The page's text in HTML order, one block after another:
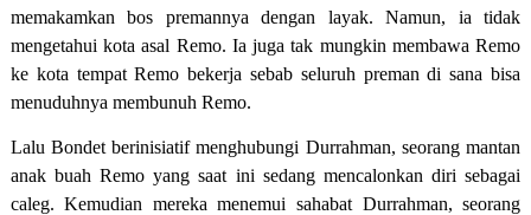
memakamkan bos premannya dengan layak. Namun, ia tidak
mengetahui kota asal Remo. Ia juga tak mungkin membawa Remo
ke kota tempat Remo bekerja sebab seluruh preman di sana bisa
menuduhnya membunuh Remo.
Lalu Bondet berinisiatif menghubungi Durrahman, seorang mantan
anak buah Remo yang saat ini sedang mencalonkan diri sebagai
caleg. Kemudian mereka menemui sahabat Durrahman, seorang